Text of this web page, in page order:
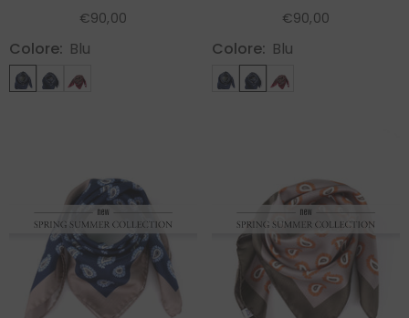
€90,00
Colore: Blu
€90,00
Colore: Blu